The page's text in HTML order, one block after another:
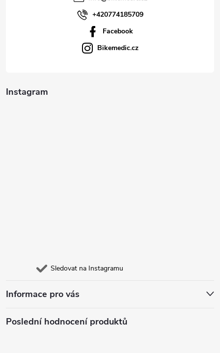
+420774185709
Facebook
Bikemedic.cz
Instagram
Sledovat na Instagramu
Informace pro vás
Poslední hodnocení produktů